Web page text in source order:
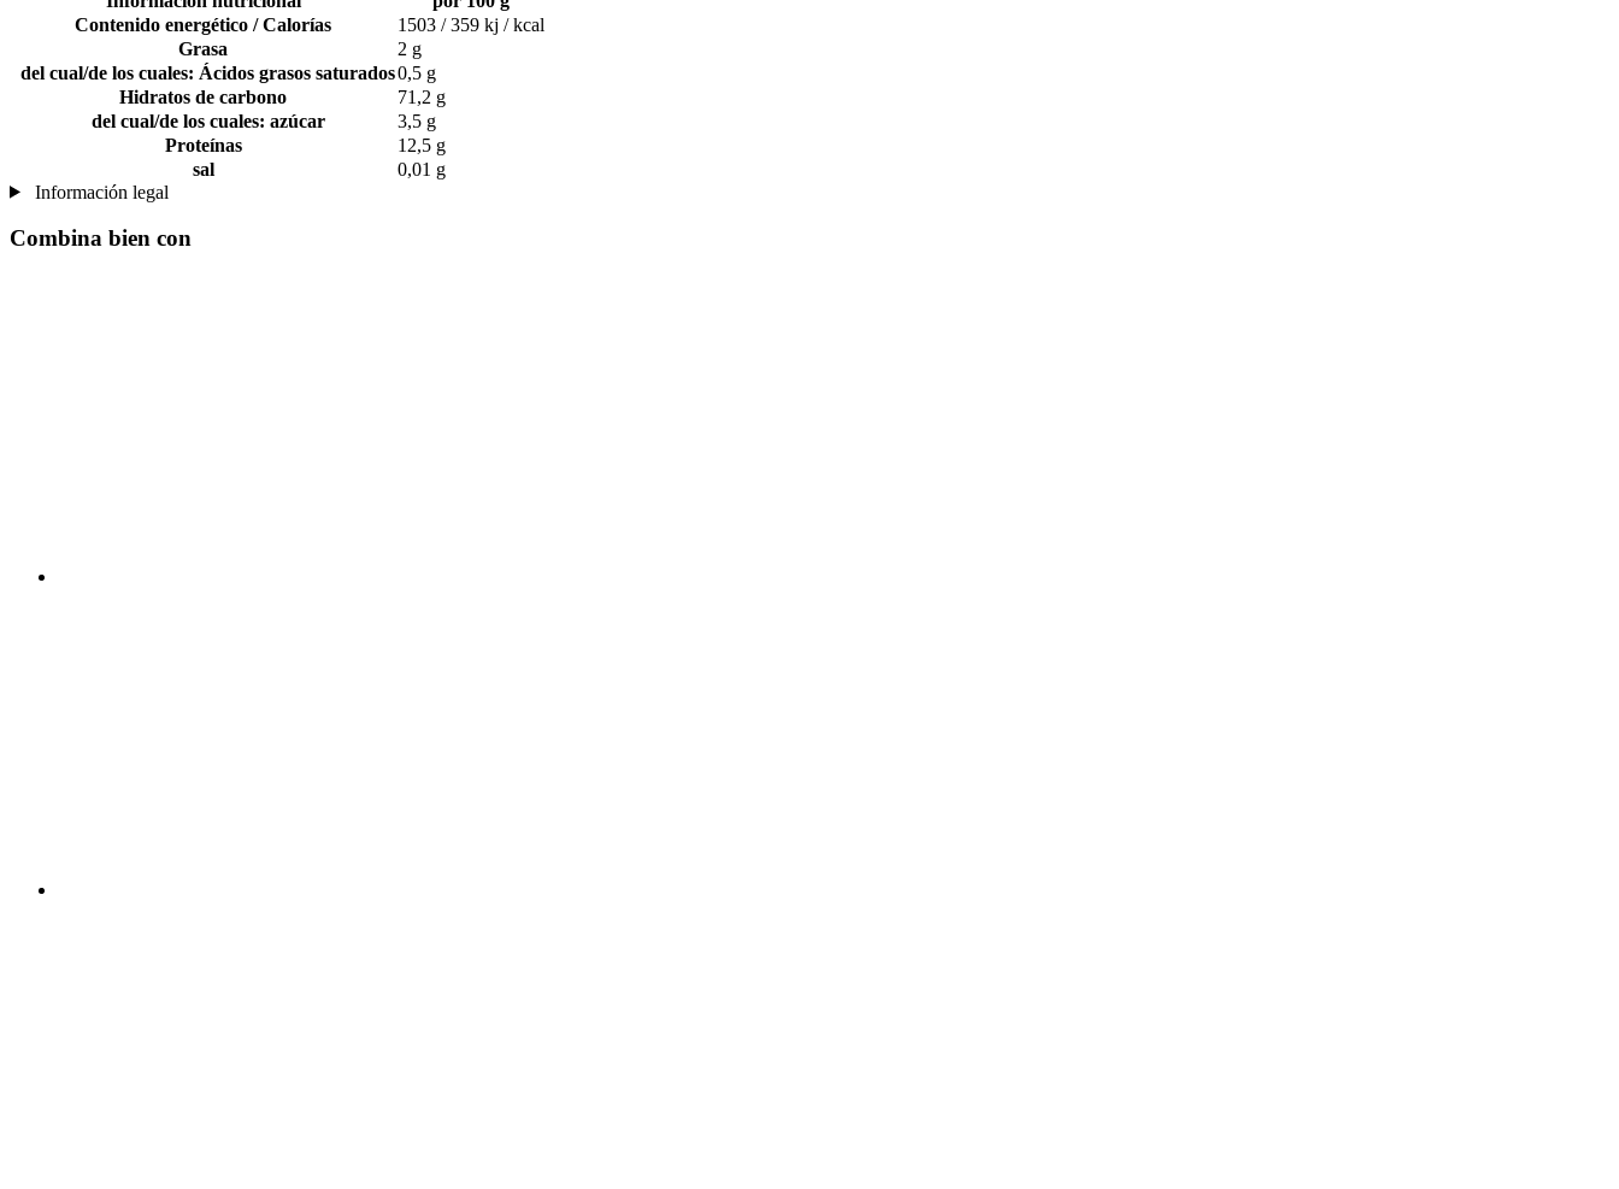
Contenido energético / Calorías
1503 / 359 kj / kcal
Grasa
2 g
del cual/de los cuales: Ácidos grasos saturados0,5 g
Hidratos de carbono
71,2 g
del cual/de los cuales: azúcar
3,5 g
Proteínas
12,5 g
sal
0,01 g
Información legal
Combina bien con